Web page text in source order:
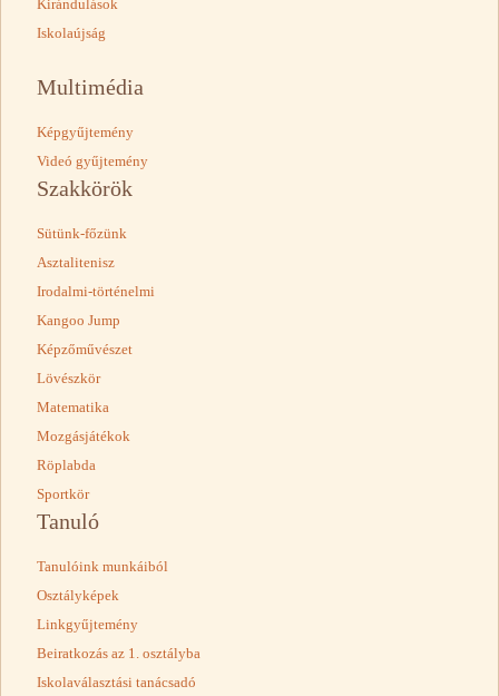
Kirándulások
Iskolaújság
Multimédia
Képgyűjtemény
Videó gyűjtemény
Szakkörök
Sütünk-főzünk
Asztalitenisz
Irodalmi-történelmi
Kangoo Jump
Képzőművészet
Lövészkör
Matematika
Mozgásjátékok
Röplabda
Sportkör
Tanuló
Tanulóink munkáiból
Osztályképek
Linkgyűjtemény
Beiratkozás az 1. osztályba
Iskolaválasztási tanácsadó